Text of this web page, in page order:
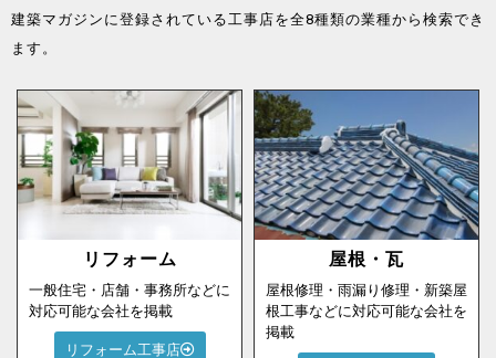
建築マガジンに登録されている工事店を全8種類の業種から検索でき
ます。
リフォーム
一般住宅・店舗・事務所などに
対応可能な会社を掲載
リフォーム工事店
屋根・瓦
屋根修理・雨漏り修理・新築屋
根工事などに対応可能な会社を
掲載